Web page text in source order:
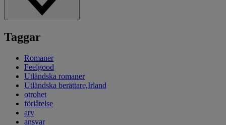
Taggar
Romaner
Feelgood
Utländska romaner
Utländska berättare,Irland
otrohet
förlåtelse
arv
ansvar